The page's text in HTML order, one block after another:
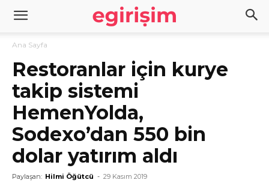
Ana Sayfa
Restoranlar için kurye
takip sistemi
HemenYolda,
Sodexo’dan 550 bin
dolar yatırım aldı
Paylaşan: Hilmi Öğütcü - 29 Kasım 2019